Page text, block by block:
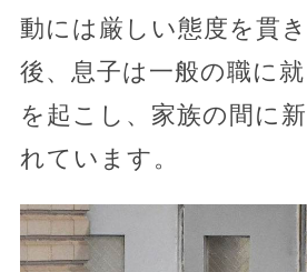
動には厳しい態度を貫
後、息子は一般の職に
を起こし、家族の間に
れています。